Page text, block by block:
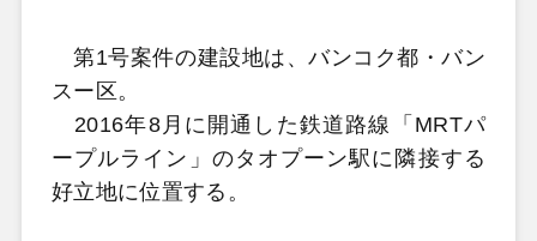
第1号案件の建設地は、バンコク都・バン
スー区。
2016年8月に開通した鉄道路線「MRTパ
ープルライン」のタオプーン駅に隣接する
好立地に位置する。